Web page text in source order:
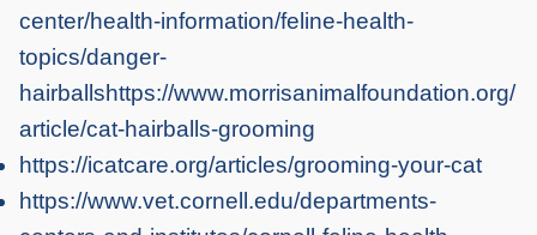
center/health-information/feline-health-
topics/danger-
hairballshttps://www.morrisanimalfoundation.org/
article/cat-hairballs-grooming
https://icatcare.org/articles/grooming-your-cat
https://www.vet.cornell.edu/departments-